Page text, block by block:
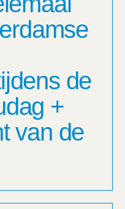
de
+
van de